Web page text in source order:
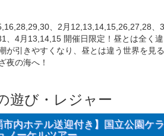
、2月12,13,14,15,26,27,28、
、4月13,14,15 開催日限定！昼とは全く
が引きやすくなり、昼とは違う世界を見
夜の海へ！
遊び・レジャー
市内ホテル送迎付き】国立公園